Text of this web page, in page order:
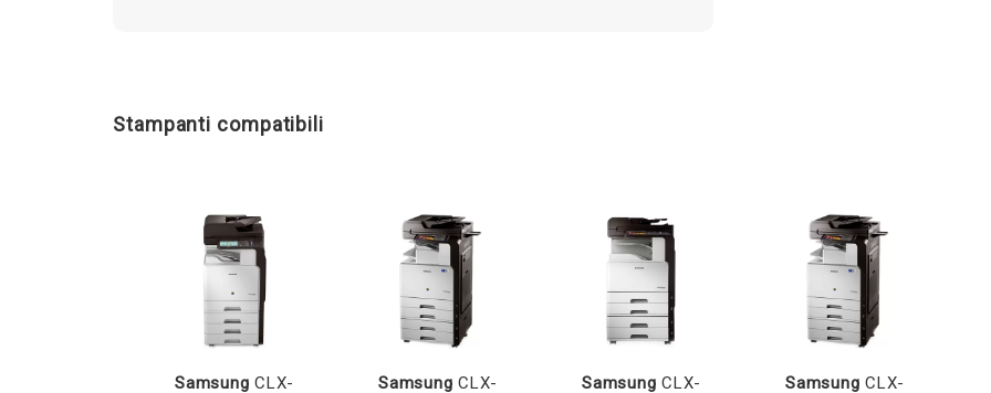
Stampanti compatibili
Samsung CLX-
Samsung CLX-
Samsung CLX-
Samsung CLX-